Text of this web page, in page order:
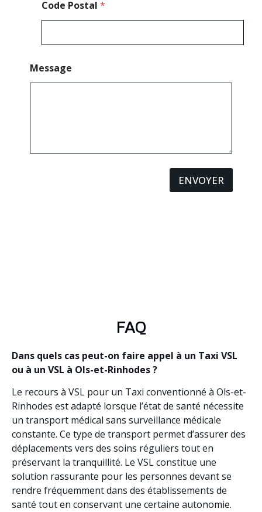
Code Postal *
Message
ENVOYER
FAQ
Dans quels cas peut-on faire appel à un Taxi VSL
ou à un VSL à Ols-et-Rinhodes ?
Le recours à VSL pour un Taxi conventionné à Ols-et-
Rinhodes est adapté lorsque l’état de santé nécessite
un transport médical sans surveillance médicale
constante. Ce type de transport permet d’assurer des
déplacements vers des soins réguliers tout en
préservant la tranquillité. Le VSL constitue une
solution rassurante pour les personnes devant se
rendre fréquemment dans des établissements de
santé tout en conservant une certaine autonomie.